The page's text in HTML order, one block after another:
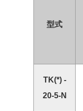
型式
TK(*) -
20-5-N